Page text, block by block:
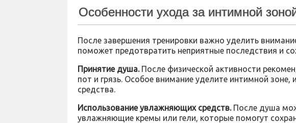
Особенности ухода за интимной
После завершения тренировки важно уделить
поможет предотвратить неприятные последствия и
Принятие душа. После физической активности
пот и грязь. Особое внимание уделите интимной
средства.
Использование увлажняющих средств. После душа
увлажняющие кремы или гели, которые помогут